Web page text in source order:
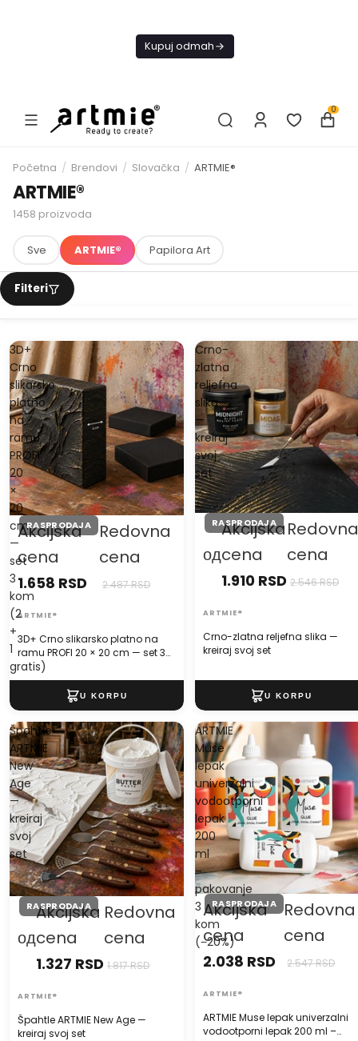
Kupuj odmah
0
Početna / Brendovi / Slovačka / ARTMIE®
ARTMIE®
1458 proizvoda
Sve ARTMIE® Papilora Art
3D+
Crno
slikarsko
platno
na
ramu
PROFI
20
×
20
cm
—
set
3
kom
(2
+
1
gratis)
RASPRODAJA
3D+ Crno slikarsko platno na
ramu PROFI 20 × 20 cm — set 3
kom (2 + 1 gratis)
Akcijska
cena
1.658 RSD
Redovna
cena
2.487 RSD
ARTMIE®
Crno-
zlatna
reljefna
slika
—
kreiraj
svoj
set
RASPRODAJA
Crno-zlatna reljefna slika —
kreiraj svoj set
од
Akcijska
cena
1.910 RSD
Redovna
cena
2.546 RSD
ARTMIE®
Špahtle
ARTMIE
New
Age
—
kreiraj
svoj
set
RASPRODAJA
Špahtle ARTMIE New Age —
kreiraj svoj set
од
Akcijska
cena
1.327 RSD
Redovna
cena
1.817 RSD
ARTMIE®
ARTMIE
Muse
lepak
univerzalni
vodootporni
lepak
200
ml
–
pakovanje
3
kom
(−20%)
RASPRODAJA
ARTMIE Muse lepak univerzalni
vodootporni lepak 200 ml –
Akcijska
cena
2.038 RSD
Redovna
cena
2.547 RSD
ARTMIE®